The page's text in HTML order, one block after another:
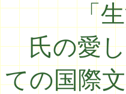
「生活
氏の愛し
ての国際